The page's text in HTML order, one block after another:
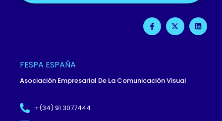
F
A
C
F
X
-
T
L
I
N
FESPA ESPAÑA
Asociación Empresarial De La Comunicación Visual
+(34) 91 3077444